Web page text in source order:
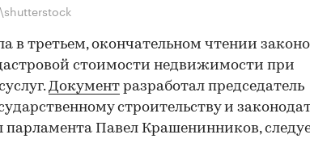
в третьем, окончательном чтении
стоимости недвижимости при
Документ разработал председатель
строительству и
Павел Крашенинников,